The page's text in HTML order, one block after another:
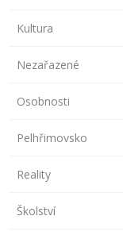
Kultura
Nezařazené
Osobnosti
Pelhřimovsko
Reality
Školství